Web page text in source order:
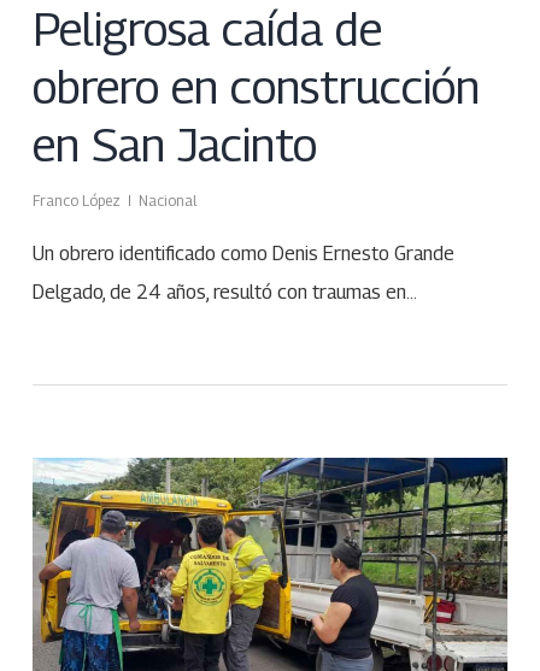
Peligrosa caída de
obrero en construcción
en San Jacinto
Franco López Nacional
Un obrero identificado como Denis Ernesto Grande
Delgado, de 24 años, resultó con traumas en…